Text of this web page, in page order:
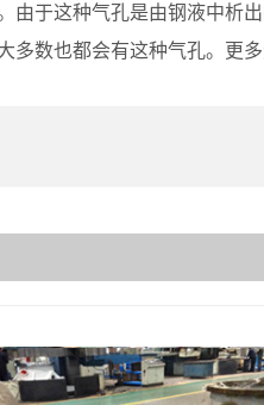
由于这种气孔是由钢液中析
数也都会有这种气孔。更多